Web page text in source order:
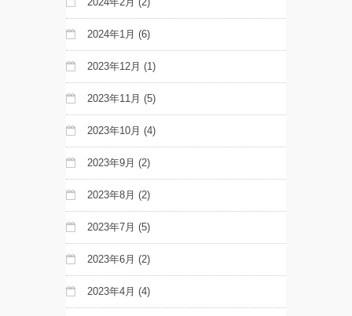
2024年1月 (6)
2023年12月 (1)
2023年11月 (5)
2023年10月 (4)
2023年9月 (2)
2023年8月 (2)
2023年7月 (5)
2023年6月 (2)
2023年4月 (4)